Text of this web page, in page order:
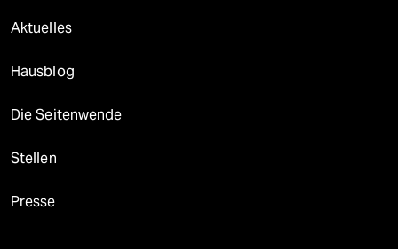
Aktuelles
Hausblog
Die Seitenwende
Stellen
Presse